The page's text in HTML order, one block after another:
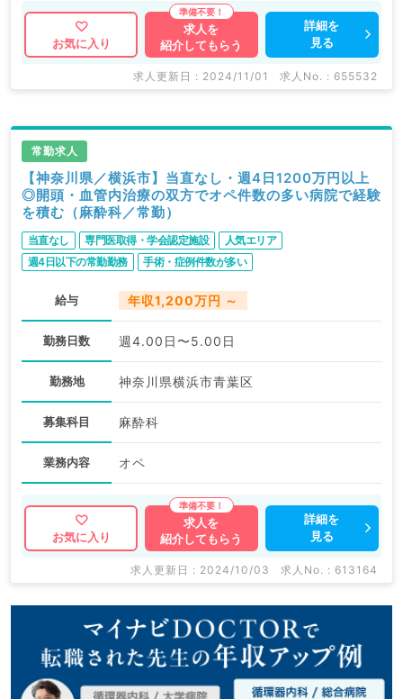
お気に入り
求人を
紹介してもらう
詳細を
見る
求人更新日 : 2024/11/01 求人No. : 655532
常勤求人
【神奈川県／横浜市】当直なし・週4日1200万円以上
◎開頭・血管内治療の双方でオペ件数の多い病院で経験
を積む（麻酔科／常勤）
当直なし 専門医取得・学会認定施設
人気エリア
週4日以下の常勤勤務
手術・症例件数が多い
給与 年収1,200万円 ～
勤務日数 週4.00日〜5.00日
勤務地 神奈川県横浜市青葉区
募集科目 麻酔科
業務内容 オペ
お気に入り
求人を
紹介してもらう
詳細を
見る
求人更新日 : 2024/10/03 求人No. : 613164